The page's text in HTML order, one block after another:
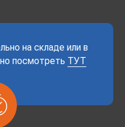
на складе или в
посмотреть ТУТ